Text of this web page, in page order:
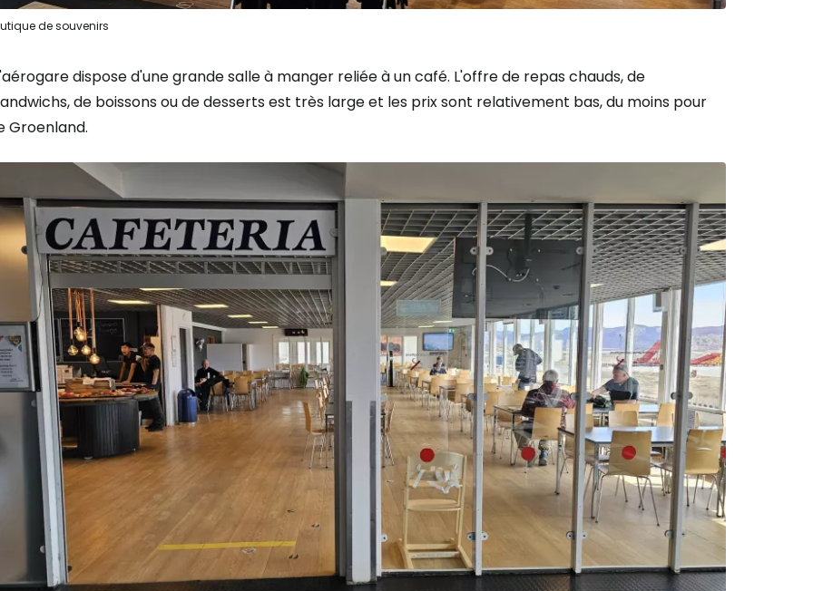
de souvenirs
dispose d'une grande salle à manger reliée à un café. L'offre de repas chauds, de
de boissons ou de desserts est très large et les prix sont relativement bas, du moins pour
Groenland.